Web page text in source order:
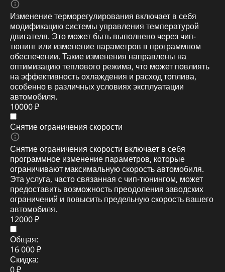
Изменение терморегулирования включает в себя
модификацию системы управления температурой
двигателя. Это может быть выполнено через чип-
тюнинг или изменение параметров в программном
обеспечении. Такие изменения направлены на
оптимизацию теплового режима, что может повлиять
на эффективность охлаждения и расход топлива,
особенно в различных условиях эксплуатации
автомобиля.
10000 ₽
Снятие ограничения скорости
Снятие ограничения скорости включает в себя
программное изменение параметров, которые
ограничивают максимальную скорость автомобиля.
Эта услуга, часто связанная с чип-тюнингом, может
предоставить возможность преодоления заводских
ограничений и повысить предельную скорость вашего
автомобиля.
12000 ₽
Общая:
16 000 ₽
Скидка:
0 ₽